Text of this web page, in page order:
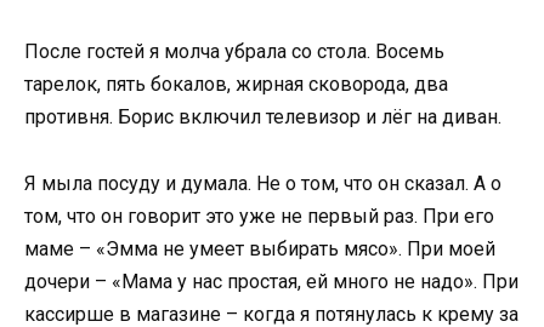
После гостей я молча убрала со стола. Восемь
тарелок, пять бокалов, жирная сковорода, два
противня. Борис включил телевизор и лёг на диван.
Я мыла посуду и думала. Не о том, что он сказал. А о
том, что он говорит это уже не первый раз. При его
маме – «Эмма не умеет выбирать мясо». При моей
дочери – «Мама у нас простая, ей много не надо». При
кассирше в магазине – когда я потянулась к крему за